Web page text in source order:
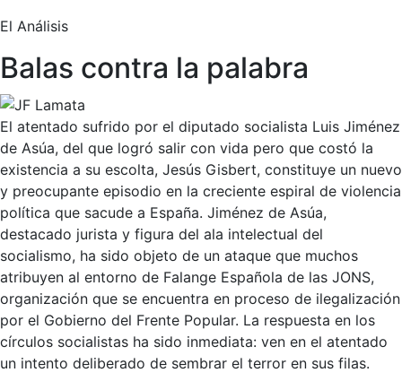
El Análisis
Balas contra la palabra
El atentado sufrido por el diputado socialista Luis Jiménez
de Asúa, del que logró salir con vida pero que costó la
existencia a su escolta, Jesús Gisbert, constituye un nuevo
y preocupante episodio en la creciente espiral de violencia
política que sacude a España. Jiménez de Asúa,
destacado jurista y figura del ala intelectual del
socialismo, ha sido objeto de un ataque que muchos
atribuyen al entorno de Falange Española de las JONS,
organización que se encuentra en proceso de ilegalización
por el Gobierno del Frente Popular. La respuesta en los
círculos socialistas ha sido inmediata: ven en el atentado
un intento deliberado de sembrar el terror en sus filas.